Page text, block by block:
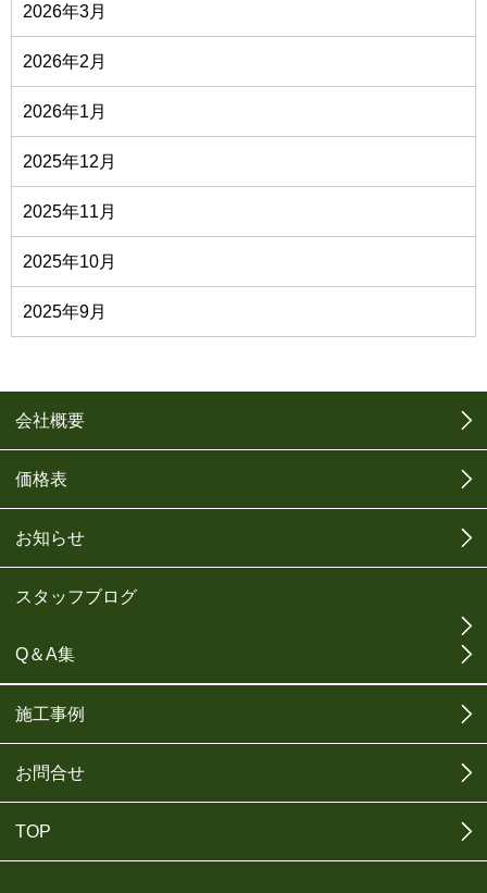
2026年3月
2026年2月
2026年1月
2025年12月
2025年11月
2025年10月
2025年9月
会社概要
価格表
お知らせ
スタッフブログ
Q＆A集
施工事例
お問合せ
TOP